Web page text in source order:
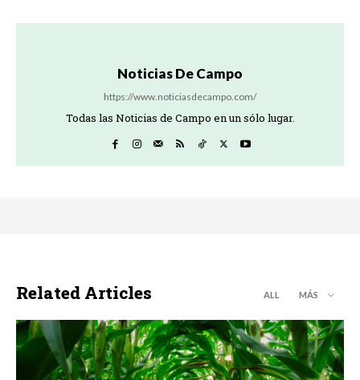
Noticias De Campo
https://www.noticiasdecampo.com/
Todas las Noticias de Campo en un sólo lugar.
Related Articles ALL MÁS